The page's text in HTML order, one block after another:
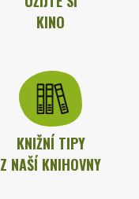
KINO
KNIŽNÍ TIPY
Z NAŠÍ KNIHOVNY